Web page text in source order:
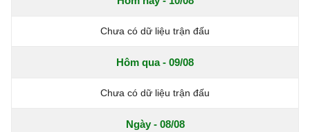
Chưa có dữ liệu trận đấu
Hôm qua - 09/08
Chưa có dữ liệu trận đấu
Ngày - 08/08